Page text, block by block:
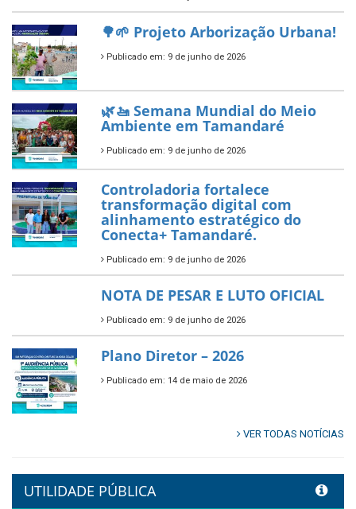
segundo ano consecutivo e
reafirma excelência no apoio ao
empreendedorismo.
Publicado em: 10 de junho de 2026
novos investimentos para
fortalecer a saúde pública do
município.
Publicado em: 10 de junho de 2026
Prefeitura de Tamandaré abre
inscrições para o Festival
Multicultural PNAB 2026
Publicado em: 9 de junho de 2026
🌳🌱 Projeto Arborização Urbana!
Publicado em: 9 de junho de 2026
🌿🚤 Semana Mundial do Meio
Ambiente em Tamandaré
alinhamento estratégico do
Conecta+ Tamandaré.